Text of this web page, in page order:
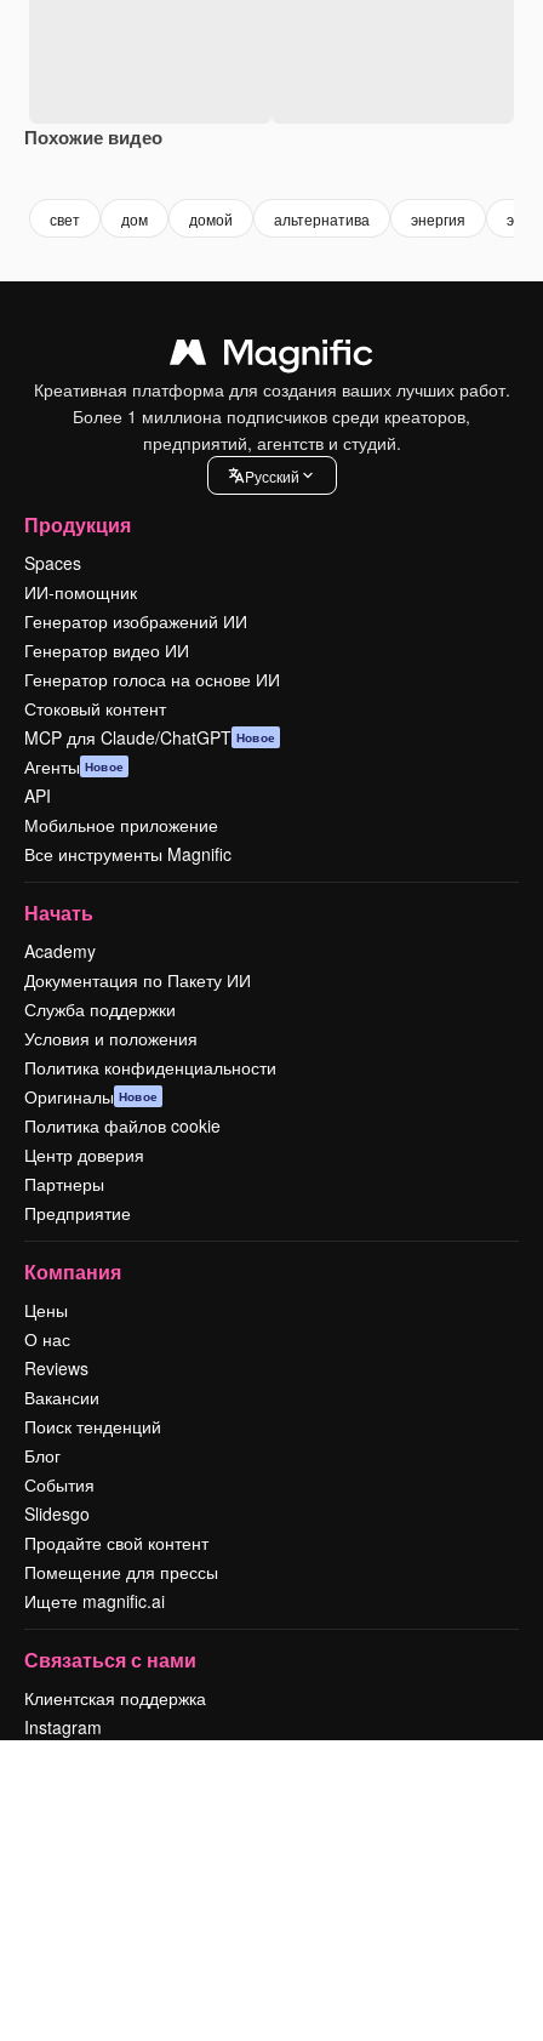
Похожие видео
свет дом домой альтернатива энергия
Креативная платформа для создания ваших лучших работ.
Более 1 миллиона подписчиков среди креаторов,
предприятий, агентств и студий.
Pусский
Продукция
Spaces
ИИ-помощник
Генератор изображений ИИ
Генератор видео ИИ
Генератор голоса на основе ИИ
Стоковый контент
MCP для Claude/ChatGPT Новое
Агенты Новое
API
Мобильное приложение
Все инструменты Magnific
Начать
Academy
Документация по Пакету ИИ
Служба поддержки
Условия и положения
Политика конфиденциальности
Оригиналы Новое
Политика файлов cookie
Центр доверия
Партнеры
Предприятие
Компания
Цены
О нас
Reviews
Вакансии
Поиск тенденций
Блог
События
Slidesgo
Продайте свой контент
Помещение для прессы
Ищете magnific.ai
Связаться с нами
Клиентская поддержка
Instagram